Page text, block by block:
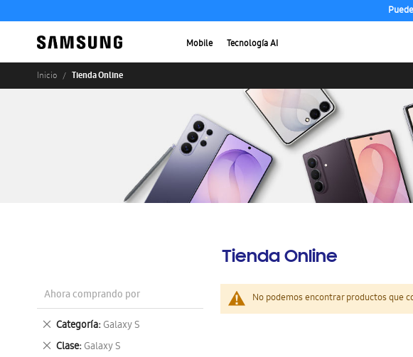
Mobile Tecnología AI
Inicio Tienda Online
Tienda Online
No podemos encontrar productos que
Ahora comprando por
Categoría Galaxy S
Eliminar
este
artículo
Clase Galaxy S
Eliminar